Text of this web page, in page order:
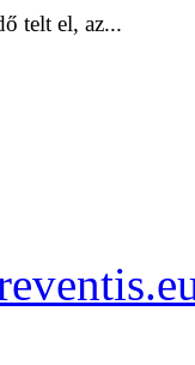
telt el, az...